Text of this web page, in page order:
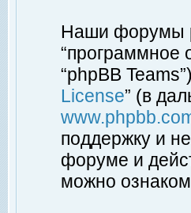
Наши форумы
“программное
“phpBB
License” (в
поддержку и
форуме и
можно